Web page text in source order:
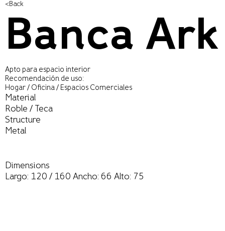
<Back
Banca Ark
Apto para espacio interior
Recomendación de uso:
Hogar / Oficina / Espacios Comerciales
Material
Roble / Teca
Structure
Metal
Dimensions
Largo: 120 / 160 Ancho: 66 Alto: 75